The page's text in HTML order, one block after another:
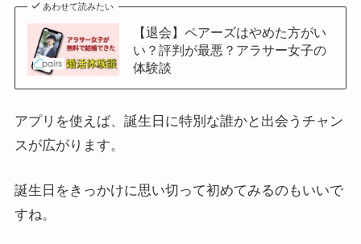
あわせて読みたい
【退会】ペアーズはやめた方がい
い？評判が最悪？アラサー女子の
体験談
アプリを使えば、誕生日に特別な誰かと出会うチャン
スが広がります。
誕生日をきっかけに思い切って初めてみるのもいいで
すね。